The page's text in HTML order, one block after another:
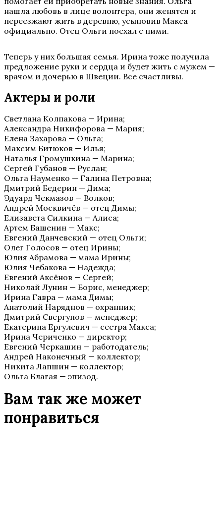
нашла любовь в лице волонтера, они женятся и
переезжают жить в деревню, усыновив Макса
официально. Отец Ольги поехал с ними.
Теперь у них большая семья. Ирина тоже получила
предложение руки и сердца и будет жить с мужем —
врачом и дочерью в Швеции. Все счастливы.
Актеры и роли
Светлана Колпакова — Ирина;
Александра Никифорова — Мария;
Елена Захарова — Ольга;
Максим Битюков — Илья;
Наталья Громушкина — Марина;
Сергей Губанов — Руслан;
Ольга Науменко — Галина Петровна;
Дмитрий Бедерин — Дима;
Эдуард Чекмазов — Волков;
Андрей Москвичёв — отец Димы;
Елизавета Силкина — Алиса;
Артем Башенин — Макс;
Евгений Данчевский — отец Ольги;
Олег Голосов — отец Ирины;
Юлия Абрамова — мама Ирины;
Юлия Чебакова — Надежда;
Евгений Аксёнов — Сергей;
Николай Лунин — Борис, менеджер;
Ирина Гавра — мама Димы;
Анатолий Наряднов — охранник;
Дмитрий Свергунов — менеджер;
Екатерина Ергулевич — сестра Макса;
Ирина Чериченко — директор;
Евгений Черкашин — работодатель;
Андрей Наконечный — коллектор;
Никита Лапшин — коллектор;
Ольга Благая — эпизод.
Вам так же может
понравиться